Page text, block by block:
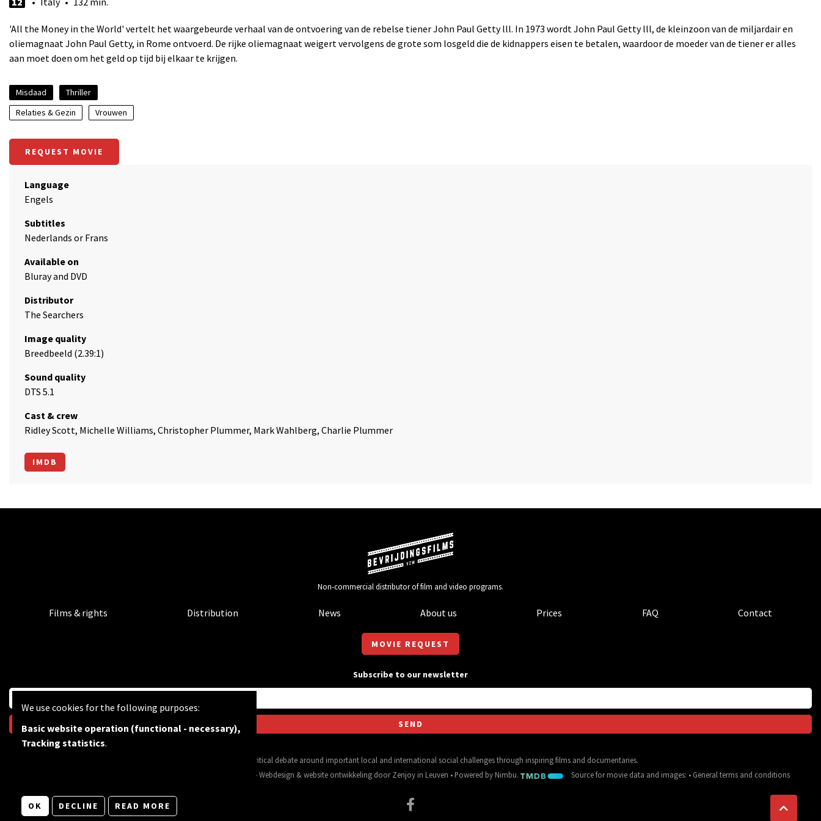
'All the Money in the World' vertelt het waargebeurde verhaal van de ontvoering van de rebelse tiener John Paul Getty lll. In 1973 wordt John Paul Getty lll, de kleinzoon van de miljardair en
oliemagnaat John Paul Getty, in Rome ontvoerd. De rijke oliemagnaat weigert vervolgens de grote som losgeld die de kidnappers eisen te betalen, waardoor de moeder van de tiener er alles
aan moet doen om het geld op tijd bij elkaar te krijgen.
Misdaad
Thriller
Relaties & Gezin
Vrouwen
REQUEST MOVIE
Language
Engels
Subtitles
Nederlands or Frans
Available on
Bluray and DVD
Distributor
The Searchers
Image quality
Breedbeeld (2.39:1)
Sound quality
DTS 5.1
Cast & crew
Ridley Scott, Michelle Williams, Christopher Plummer, Mark Wahlberg, Charlie Plummer
IMDB
Non-commercial distributor of film and video programs.
Films & rights Distribution News About us Prices FAQ Contact
MOVIE REQUEST
Subscribe to our newsletter
BF wants to feed the critical debate around important local and international social challenges through inspiring films and documentaries.
•Webdesign &website ontwikkelingdoorZenjoy in Leuven • Powered by Nimbu. Source for movie data and images: • General terms and conditions
We use cookies for the following purposes:
Basic website operation (functional - necessary),
Tracking statistics.
OK DECLINE READ MORE